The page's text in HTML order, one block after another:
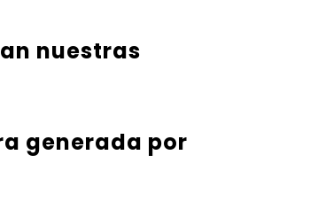
nuestras
generada por